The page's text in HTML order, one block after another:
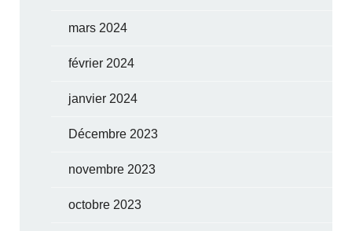
mars 2024
février 2024
janvier 2024
Décembre 2023
novembre 2023
octobre 2023